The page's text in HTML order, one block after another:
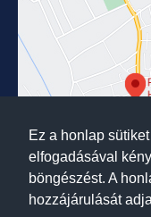
Ez a honlap
elfogadásával
böngészést. A
hozzájárulását